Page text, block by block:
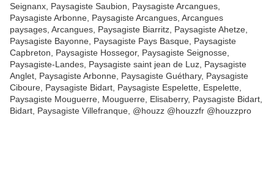
Seignanx, Paysagiste Saubion, Paysagiste Arcangues,
Paysagiste Arbonne, Paysagiste Arcangues, Arcangues
paysages, Arcangues, Paysagiste Biarritz, Paysagiste Ahetze,
Paysagiste Bayonne, Paysagiste Pays Basque, Paysagiste
Capbreton, Paysagiste Hossegor, Paysagiste Seignosse,
Paysagiste-Landes, Paysagiste saint jean de Luz, Paysagiste
Anglet, Paysagiste Arbonne, Paysagiste Guéthary, Paysagiste
Ciboure, Paysagiste Bidart, Paysagiste Espelette, Espelette,
Paysagiste Mouguerre, Mouguerre, Elisaberry, Paysagiste Bidart,
Bidart, Paysagiste Villefranque, @houzz @houzzfr @houzzpro